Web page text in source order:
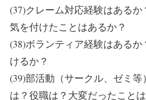
(37)クレーム対応経験はある
気を付けたことはあるか？
(38)ボランティア経験はある
けるか？
(39)部活動（サークル、ゼミ
は？役職は？大変だったこと